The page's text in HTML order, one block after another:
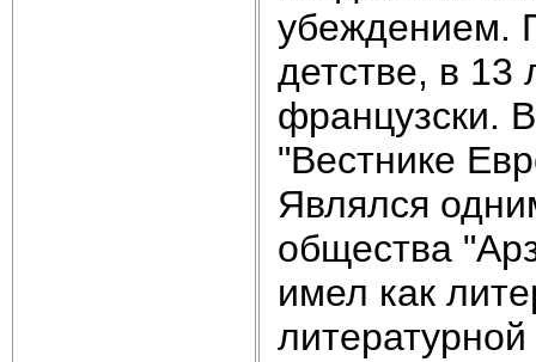
убеждением.
детстве, в 13
французски.
"Вестнике
Являлся
общества
имел как